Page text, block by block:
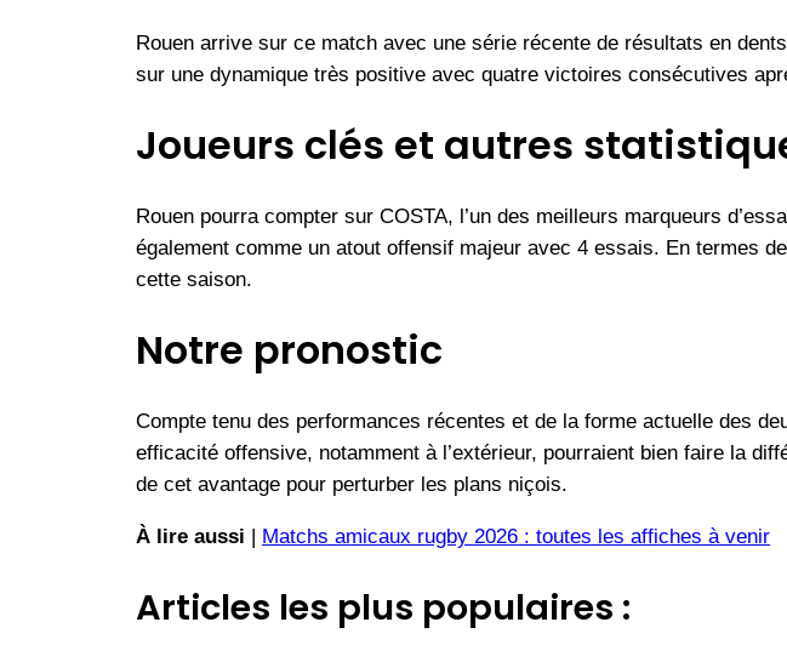
Rouen arrive sur ce match avec une série récente de résultats en
sur une dynamique très positive avec quatre victoires consécutives
Joueurs clés et autres
Rouen pourra compter sur COSTA, l’un des meilleurs marqueurs
également comme un atout offensif majeur avec 4 essais. En termes
cette saison.
Notre pronostic
Compte tenu des performances récentes et de la forme actuelle des
efficacité offensive, notamment à l’extérieur, pourraient bien faire la
de cet avantage pour perturber les plans niçois.
À lire aussi | Matchs amicaux rugby 2026 : toutes les affiches à venir
Articles les plus populaires :